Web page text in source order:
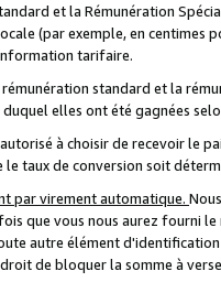
et la Rémunération
(par exemple, en centimes
tarifaire.
standard et la
elles ont été gagnées
à choisir de recevoir le
le taux de conversion soit
par virement automatique.
que vous nous aurez fourni
autre élément d'identification
de bloquer la somme à